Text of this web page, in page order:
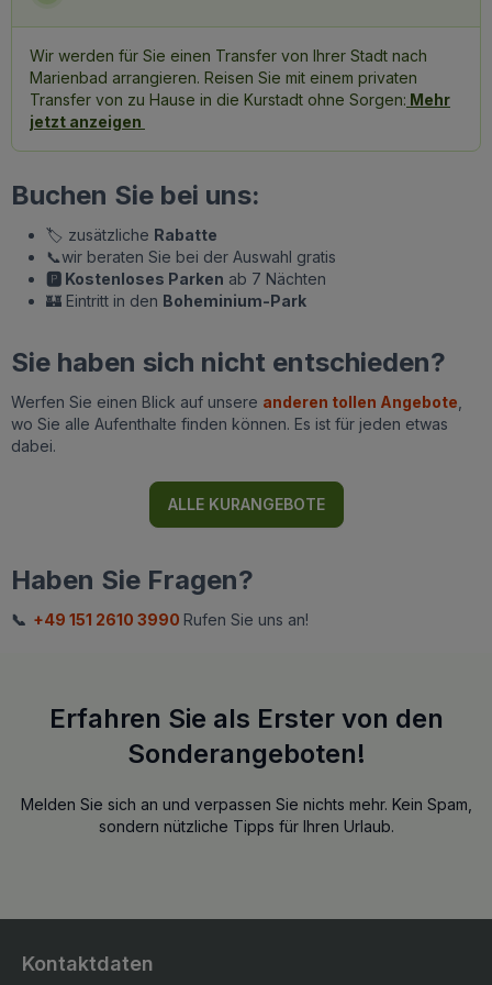
Wir werden für Sie einen Transfer von Ihrer Stadt nach
Marienbad arrangieren. Reisen Sie mit einem privaten
Transfer von zu Hause in die Kurstadt ohne Sorgen: Mehr
jetzt anzeigen
Buchen Sie bei uns:
🏷️ zusätzliche Rabatte
📞wir beraten Sie bei der Auswahl gratis
🅿️ Kostenloses Parken ab 7 Nächten
🏰 Eintritt in den Boheminium-Park
Sie haben sich nicht entschieden?
Werfen Sie einen Blick auf unsere anderen tollen Angebote
wo Sie alle Aufenthalte finden können. Es ist für jeden etwas
dabei.
ALLE KURANGEBOTE
Haben Sie Fragen?
📞 +49 151 2610 3990 Rufen Sie uns an!
Erfahren Sie als Erster von den
Sonderangeboten!
Melden Sie sich an und verpassen Sie nichts mehr. Kein Spam,
sondern nützliche Tipps für Ihren Urlaub.
Kontaktdaten